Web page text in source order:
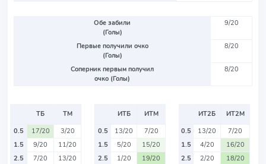
Обе забили
(Голы)
9/20
Первые получили очко
(Голы)
8/20
Соперник первым получил
очко (Голы)
8/20
ТБ
ТМ
0.5
17/20
3/20
1.5
9/20
11/20
2.5
7/20
13/20
ИТБ
ИТМ
0.5
13/20
7/20
1.5
5/20
15/20
2.5
1/20
19/20
ИТ2Б
ИТ2М
0.5
13/20
7/20
1.5
4/20
16/20
2.5
2/20
18/20